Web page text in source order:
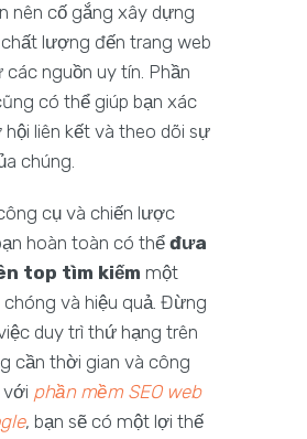
nên cố gắng xây dựng
lượng đến trang web
các nguồn uy tín. Phần
có thể giúp bạn xác
liên kết và theo dõi sự
chúng.
cụ và chiến lược
hoàn toàn có thể đưa
top tìm kiếm một
chóng và hiệu quả. Đừng
duy trì thứ hạng trên
cần thời gian và công
phần mềm SEO web
, bạn sẽ có một lợi thế